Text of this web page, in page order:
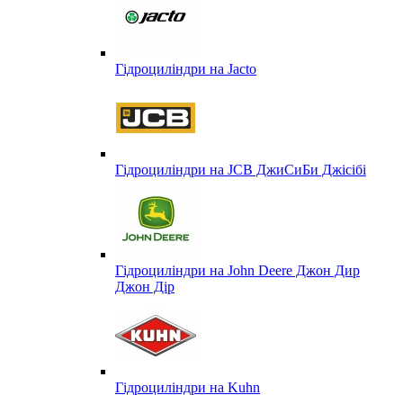
Гідроциліндри на Jacto
Гідроциліндри на JCB ДжиСиБи Джісібі
Гідроциліндри на John Deere Джон Дир
Джон Дір
Гідроциліндри на Kuhn